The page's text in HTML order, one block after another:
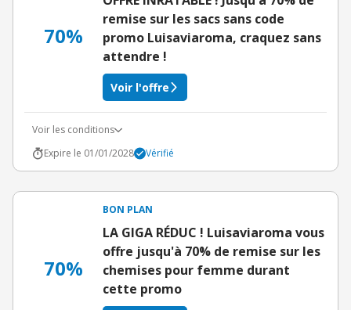
70%
remise sur les sacs sans code
promo Luisaviaroma, craquez sans
attendre !
Voir l'offre
Voir les conditions
Expire le 01/01/2028
Vérifié
70%
BON PLAN
LA GIGA RÉDUC ! Luisaviaroma vous
offre jusqu'à 70% de remise sur les
chemises pour femme durant
cette promo